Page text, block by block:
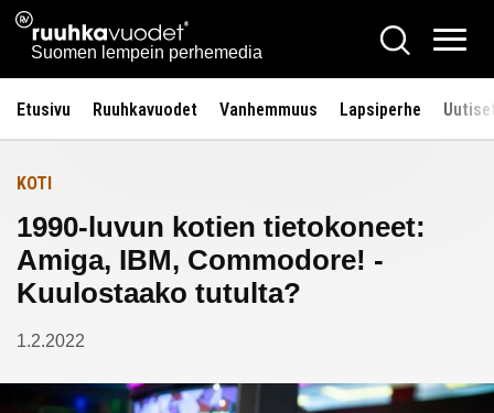
Siirry
sisältöön
Ruuhkavuodet.fi
Suomen lempein perhemedia
Hae
Etusivu Ruuhkavuodet Vanhemmuus Lapsiperhe
Etusivulle
KOTI
1990-luvun kotien tietokoneet:
Amiga, IBM, Commodore! -
Kuulostaako tutulta?
1.2.2022